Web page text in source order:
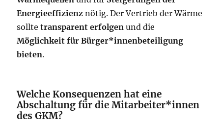
Energieeffizienz nötig. Der Vertrieb der Wärme
solltetransparent erfolgen und die
Möglichkeit für Bürger*innenbeteiligung
bieten.
Welche Konsequenzen hat eine
Abschaltung für die Mitarbeiter*innen
des GKM?